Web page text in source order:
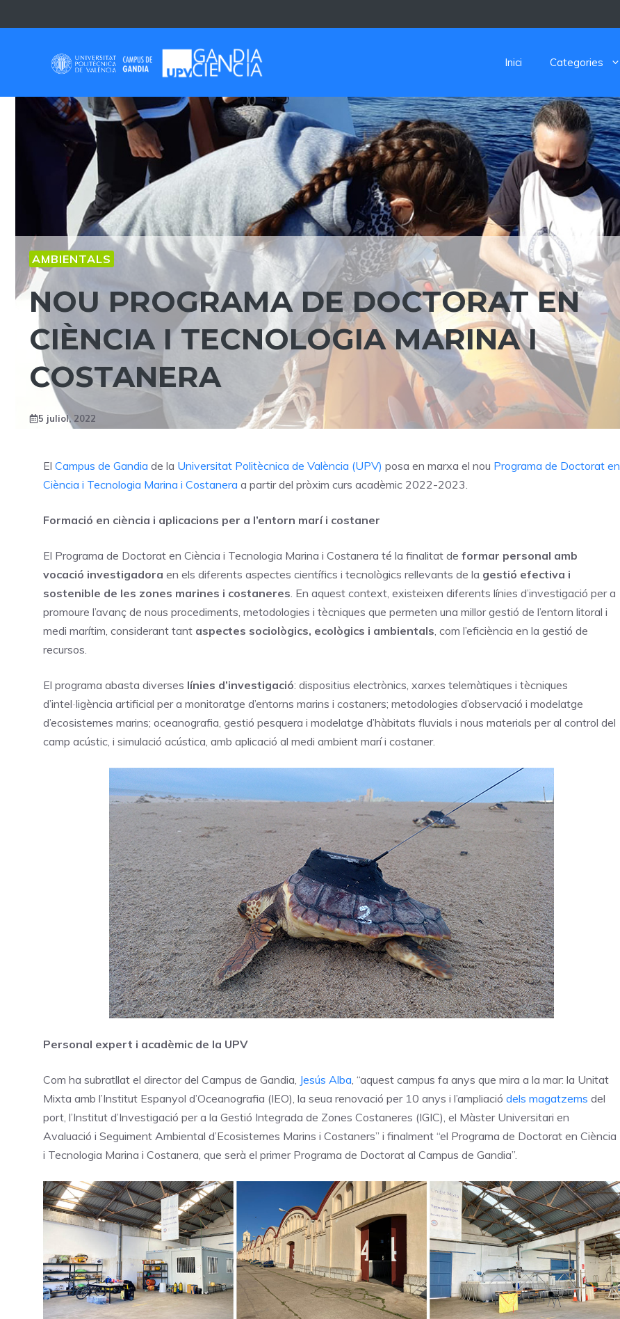
to
Inici Categories
AMBIENTALS
NOU PROGRAMA DE DOCTORAT EN
CIÈNCIA I TECNOLOGIA MARINA I
COSTANERA
5 juliol, 2022
El Campus de Gandia de la Universitat Politècnica de València (UPV) posa en marxa el nou Programa de Doctorat en
Ciència i Tecnologia Marina i Costanera a partir del pròxim curs acadèmic 2022-2023.
Formació en ciència i aplicacions per a l’entorn marí i costaner
El Programa de Doctorat en Ciència i Tecnologia Marina i Costanera té la finalitat de formar personal amb
vocació investigadora en els diferents aspectes científics i tecnològics rellevants de la gestió efectiva i
sostenible de les zones marines i costaneres. En aquest context, existeixen diferents línies d’investigació per a
promoure l’avanç de nous procediments, metodologies i tècniques que permeten una millor gestió de l’entorn litoral i
medi marítim, considerant tant aspectes sociològics, ecològics i ambientals, com l’eficiència en la gestió de
recursos.
El programa abasta diverses línies d’investigació: dispositius electrònics, xarxes telemàtiques i tècniques
d’intel·ligència artificial per a monitoratge d’entorns marins i costaners; metodologies d’observació i modelatge
d’ecosistemes marins; oceanografia, gestió pesquera i modelatge d’hàbitats fluvials i nous materials per al control del
camp acústic, i simulació acústica, amb aplicació al medi ambient marí i costaner.
Personal expert i acadèmic de la UPV
Com ha subratllat el director del Campus de Gandia, Jesús Alba, “aquest campus fa anys que mira a la mar: la Unitat
Mixta amb l’Institut Espanyol d’Oceanografia (IEO), la seua renovació per 10 anys i l’ampliació dels magatzems del
port, l’Institut d’Investigació per a la Gestió Integrada de Zones Costaneres (IGIC), el Màster Universitari en
Avaluació i Seguiment Ambiental d’Ecosistemes Marins i Costaners” i finalment “el Programa de Doctorat en Ciència
i Tecnologia Marina i Costanera, que serà el primer Programa de Doctorat al Campus de Gandia”.